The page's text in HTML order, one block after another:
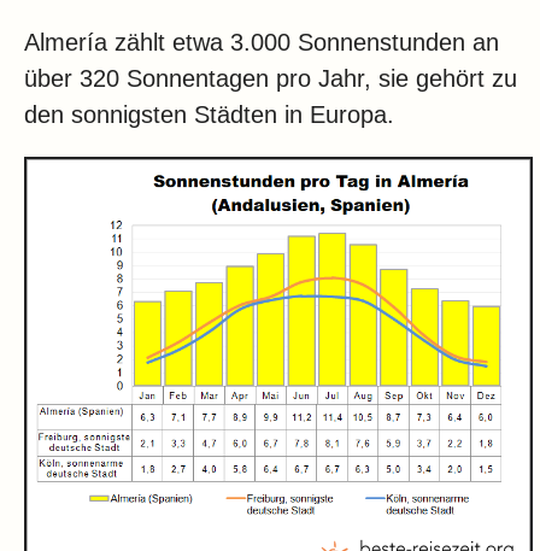
Almería zählt etwa 3.000 Sonnenstunden an
über 320 Sonnentagen pro Jahr, sie gehört zu
den sonnigsten Städten in Europa.